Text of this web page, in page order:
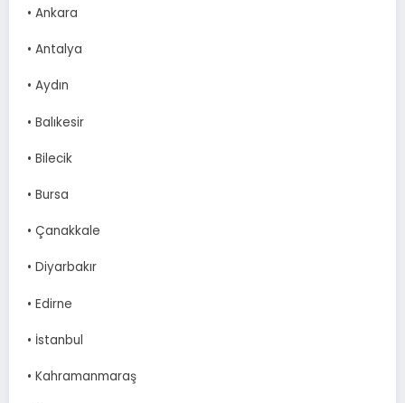
• Ankara
• Antalya
• Aydın
• Balıkesir
• Bilecik
• Bursa
• Çanakkale
• Diyarbakır
• Edirne
• İstanbul
• Kahramanmaraş